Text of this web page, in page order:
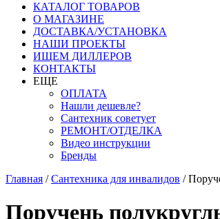
КАТАЛОГ ТОВАРОВ
О МАГАЗИНЕ
ДОСТАВКА/УСТАНОВКА
НАШИ ПРОЕКТЫ
ИЩЕМ ДИЛЛЕРОВ
КОНТАКТЫ
ЕЩЕ
ОПЛАТА
Нашли дешевле?
Сантехник советует
РЕМОНТ/ОТДЕЛКА
Видео инструкции
Бренды
Главная /Сантехника для инвалидов /
Поручень